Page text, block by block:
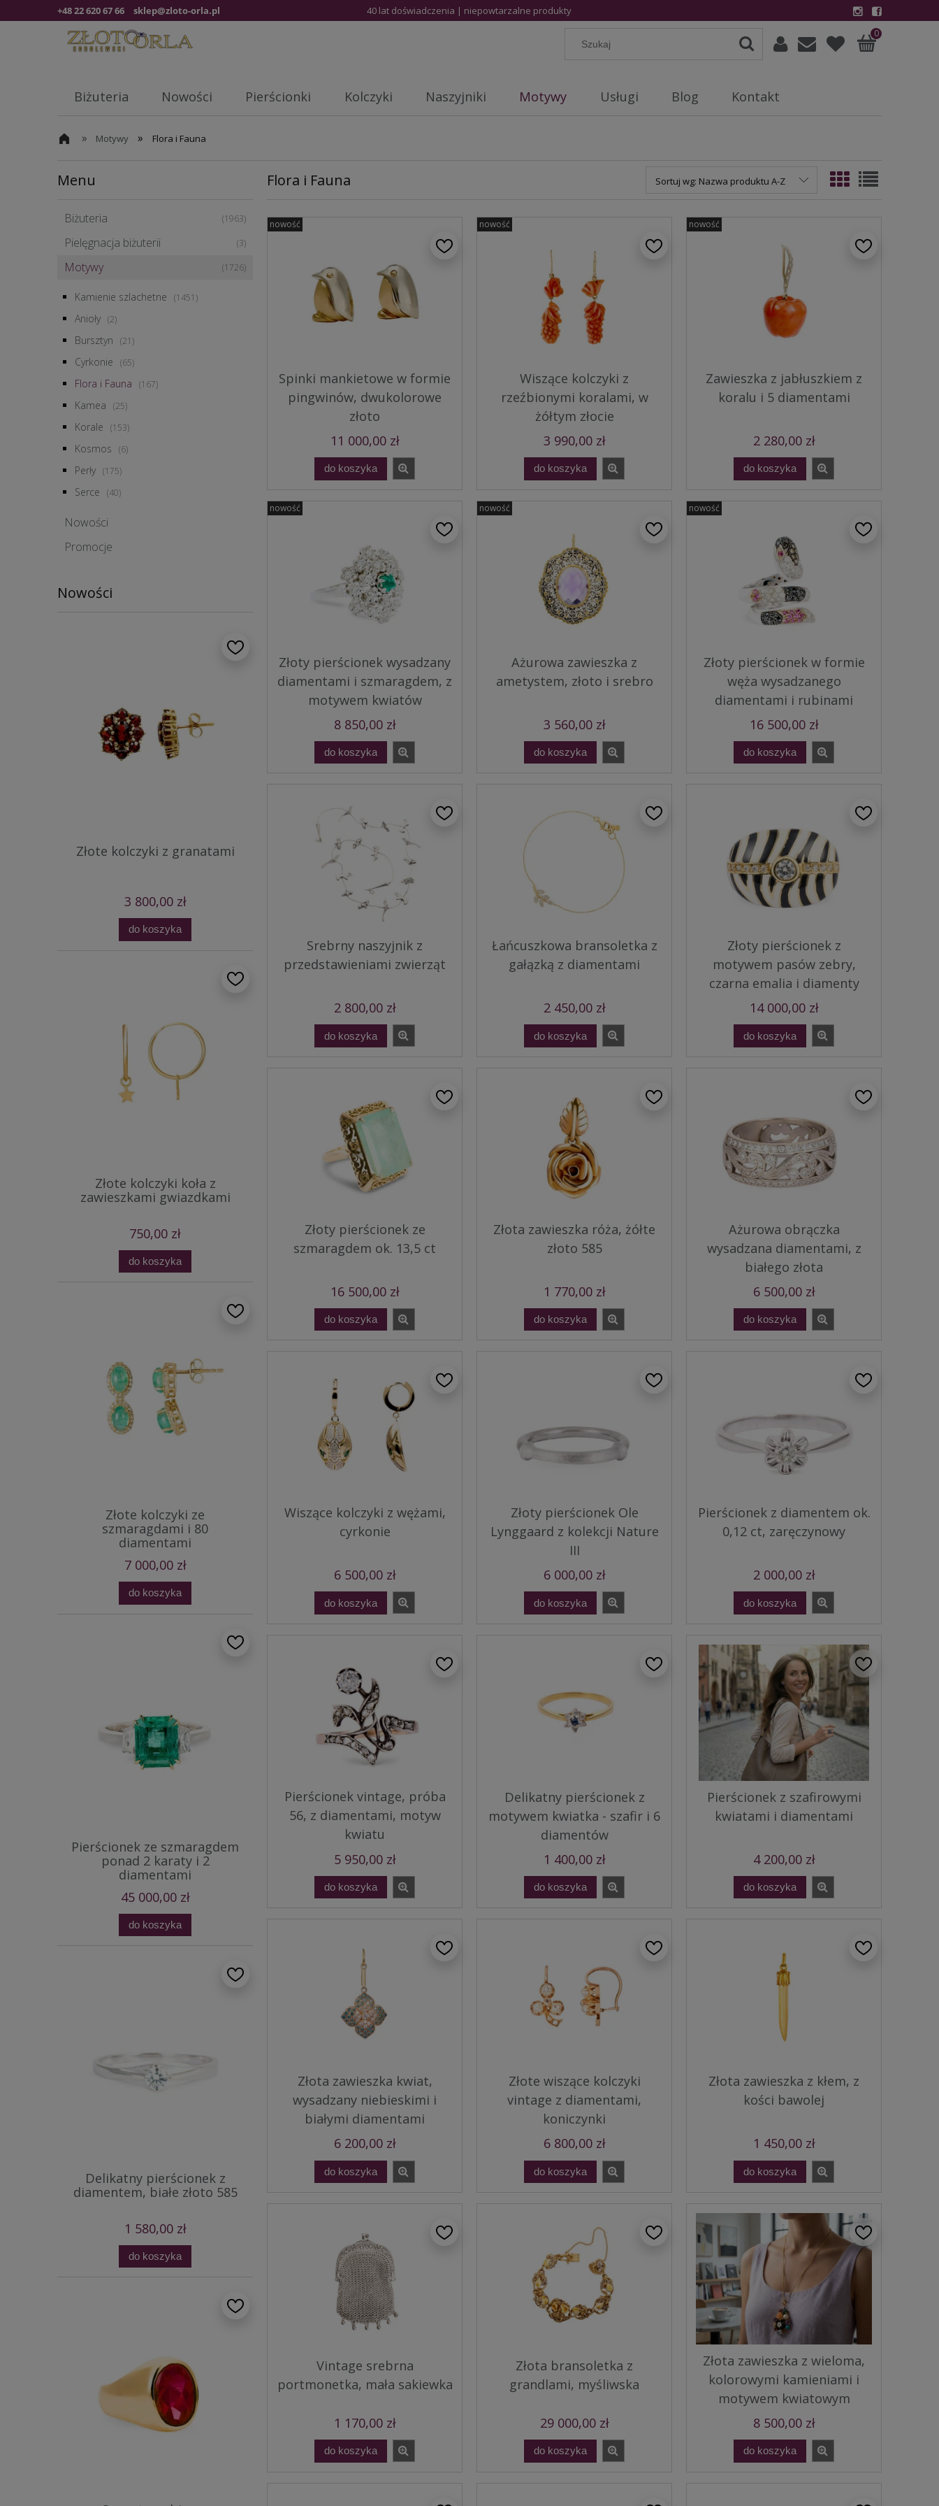
+48 22 620 67 66 sklep@zloto-orla.pl 40 lat doświadczenia | niepowtarzalne produkty
0
Biżuteria Nowości Pierścionki Kolczyki Naszyjniki Motywy Usługi Blog Kontakt
» Motywy » Flora i Fauna
Menu
Biżuteria (1963)
Pielęgnacja biżuterii (3)
Motywy (1726)
Kamienie szlachetne (1451)
Anioły (2)
Bursztyn (21)
Cyrkonie (65)
Flora i Fauna (167)
Kamea (25)
Korale (153)
Kosmos (6)
Perły (175)
Serce (40)
Nowości
Promocje
Nowości
Złote kolczyki z granatami
3 800,00 zł
do koszyka
Złote kolczyki koła z
zawieszkami gwiazdkami
750,00 zł
do koszyka
Złote kolczyki ze
szmaragdami i 80
diamentami
7 000,00 zł
do koszyka
Pierścionek ze szmaragdem
ponad 2 karaty i 2
diamentami
45 000,00 zł
do koszyka
Delikatny pierścionek z
diamentem, białe złoto 585
1 580,00 zł
do koszyka
Flora i Fauna Sortuj wg: Nazwa produktu A-Z
Spinki mankietowe w formie
pingwinów, dwukolorowe
złoto
11 000,00 zł
do koszyka
nowość
Wiszące kolczyki z
rzeźbionymi koralami, w
żółtym złocie
3 990,00 zł
do koszyka
nowość
Zawieszka z jabłuszkiem z
koralu i 5 diamentami
2 280,00 zł
do koszyka
nowość
Złoty pierścionek wysadzany
diamentami i szmaragdem, z
motywem kwiatów
8 850,00 zł
do koszyka
nowość
Ażurowa zawieszka z
ametystem, złoto i srebro
3 560,00 zł
do koszyka
nowość
Złoty pierścionek w formie
węża wysadzanego
diamentami i rubinami
16 500,00 zł
do koszyka
nowość
Srebrny naszyjnik z
przedstawieniami zwierząt
2 800,00 zł
do koszyka
Łańcuszkowa bransoletka z
gałązką z diamentami
2 450,00 zł
do koszyka
Złoty pierścionek z
motywem pasów zebry,
czarna emalia i diamenty
14 000,00 zł
do koszyka
Złoty pierścionek ze
szmaragdem ok. 13,5 ct
16 500,00 zł
do koszyka
Złota zawieszka róża, żółte
złoto 585
1 770,00 zł
do koszyka
Ażurowa obrączka
wysadzana diamentami, z
białego złota
6 500,00 zł
do koszyka
Wiszące kolczyki z wężami,
cyrkonie
6 500,00 zł
do koszyka
Złoty pierścionek Ole
Lynggaard z kolekcji Nature
III
6 000,00 zł
do koszyka
Pierścionek z diamentem ok.
0,12 ct, zaręczynowy
2 000,00 zł
do koszyka
Pierścionek vintage, próba
56, z diamentami, motyw
kwiatu
5 950,00 zł
do koszyka
Delikatny pierścionek z
motywem kwiatka - szafir i 6
diamentów
1 400,00 zł
do koszyka
Pierścionek z szafirowymi
kwiatami i diamentami
4 200,00 zł
do koszyka
Złota zawieszka kwiat,
wysadzany niebieskimi i
białymi diamentami
6 200,00 zł
do koszyka
Złote wiszące kolczyki
vintage z diamentami,
koniczynki
6 800,00 zł
do koszyka
Złota zawieszka z kłem, z
kości bawolej
1 450,00 zł
do koszyka
Vintage srebrna
portmonetka, mała sakiewka
1 170,00 zł
do koszyka
Złota bransoletka z
grandlami, myśliwska
29 000,00 zł
do koszyka
Złota zawieszka z wieloma,
kolorowymi kamieniami i
motywem kwiatowym
8 500,00 zł
do koszyka